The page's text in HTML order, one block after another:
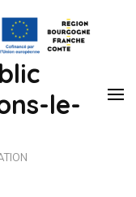
le-